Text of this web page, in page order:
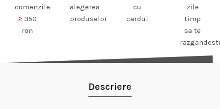
comenzile
≥350
ron
alegerea
produselor
cu
cardul
zile
timp
sa te
Descriere